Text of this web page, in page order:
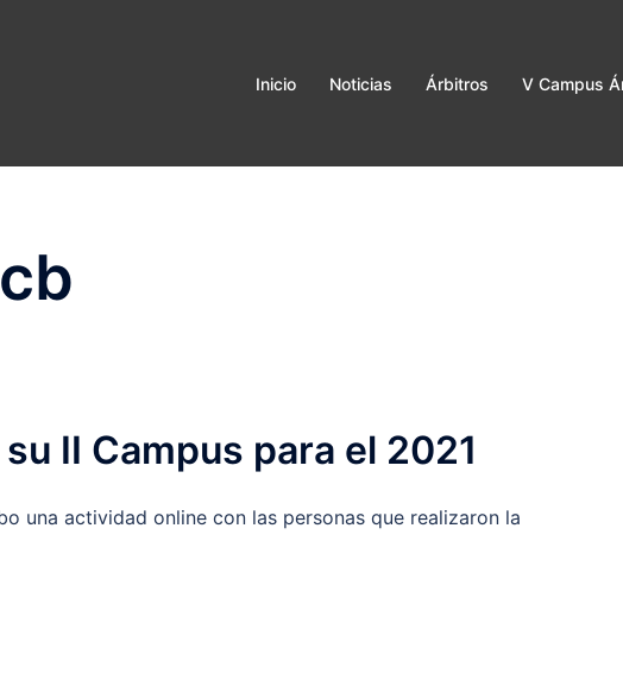
Inicio Noticias Árbitros V Campus
II Campus para el 2021
una actividad online con las personas que realizaron la